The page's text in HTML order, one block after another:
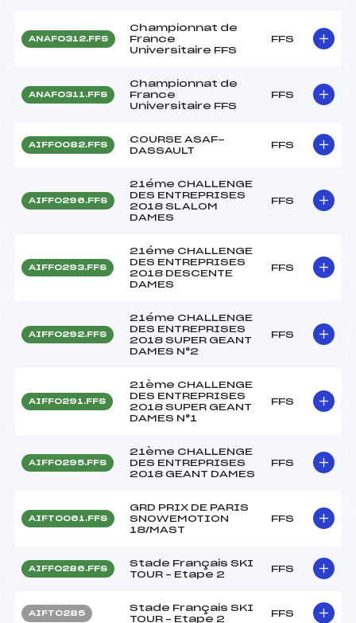
ANAF0312.FFS
Championnat de
France
Universitaire FFS
FFS
ANAF0311.FFS
Championnat de
France
Universitaire FFS
FFS
AIFF0082.FFS
COURSE ASAF-
DASSAULT
FFS
AIFF0296.FFS
21éme CHALLENGE
DES ENTREPRISES
2018 SLALOM
DAMES
FFS
AIFF0293.FFS
21éme CHALLENGE
DES ENTREPRISES
2018 DESCENTE
DAMES
FFS
AIFF0292.FFS
21éme CHALLENGE
DES ENTREPRISES
2018 SUPER GEANT
DAMES N°2
FFS
AIFF0291.FFS
21ème CHALLENGE
DES ENTREPRISES
2018 SUPER GEANT
DAMES N°1
FFS
AIFF0295.FFS
21ème CHALLENGE
DES ENTREPRISES
2018 GEANT DAMES
FFS
AIFT0061.FFS
GRD PRIX DE PARIS
SNOWEMOTION
18/MAST
FFS
AIFF0286.FFS
Stade Français SKI
TOUR – Etape 2
FFS
AIFT0285
Stade Français SKI
TOUR – Etape 2
FFS